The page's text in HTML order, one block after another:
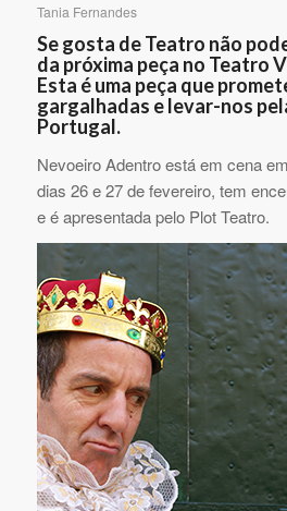
Tania Fernandes
Se gosta de Teatro não
da próxima peça no Teatro
Esta é uma peça que
gargalhadas e levar-nos
Portugal.
Nevoeiro Adentro está em cena
dias 26 e 27 de fevereiro, tem
e é apresentada pelo Plot Teatro.